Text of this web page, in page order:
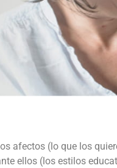
afectos (lo que los
ellos (los estilos